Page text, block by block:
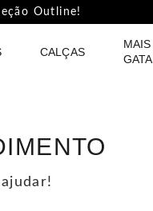
Outline!
CALÇAS
MAIS
GATA